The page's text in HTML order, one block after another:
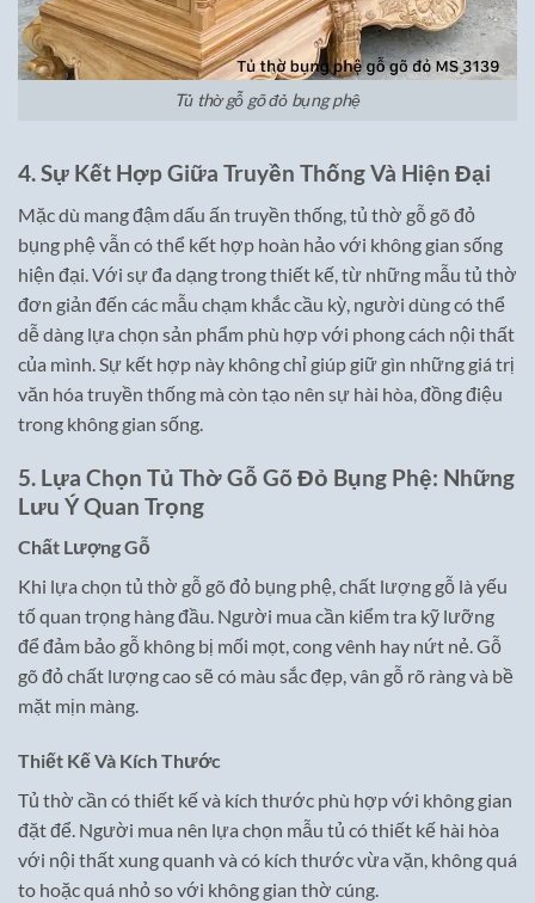
Tủ thờ gỗ gõ đỏ bụng phệ
4. Sự Kết Hợp Giữa Truyền Thống Và Hiện Đại
Mặc dù mang đậm dấu ấn truyền thống, tủ thờ gỗ gõ đỏ
bụng phệ vẫn có thể kết hợp hoàn hảo với không gian sống
hiện đại. Với sự đa dạng trong thiết kế, từ những mẫu tủ thờ
đơn giản đến các mẫu chạm khắc cầu kỳ, người dùng có thể
dễ dàng lựa chọn sản phẩm phù hợp với phong cách nội thất
của mình. Sự kết hợp này không chỉ giúp giữ gìn những giá trị
văn hóa truyền thống mà còn tạo nên sự hài hòa, đồng điệu
trong không gian sống.
5. Lựa Chọn Tủ Thờ Gỗ Gõ Đỏ Bụng Phệ: Những
Lưu Ý Quan Trọng
Chất Lượng Gỗ
Khi lựa chọn tủ thờ gỗ gõ đỏ bụng phệ, chất lượng gỗ là yếu
tố quan trọng hàng đầu. Người mua cần kiểm tra kỹ lưỡng
để đảm bảo gỗ không bị mối mọt, cong vênh hay nứt nẻ. Gỗ
gõ đỏ chất lượng cao sẽ có màu sắc đẹp, vân gỗ rõ ràng và bề
mặt mịn màng.
Thiết Kế Và Kích Thước
Tủ thờ cần có thiết kế và kích thước phù hợp với không gian
đặt để. Người mua nên lựa chọn mẫu tủ có thiết kế hài hòa
với nội thất xung quanh và có kích thước vừa vặn, không quá
to hoặc quá nhỏ so với không gian thờ cúng.